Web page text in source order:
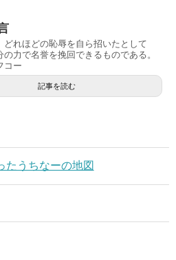
どれほどの恥辱を自ら招いたとして
の力で名誉を挽回できるものである。
コー
記事を読む
たうちなーの地図